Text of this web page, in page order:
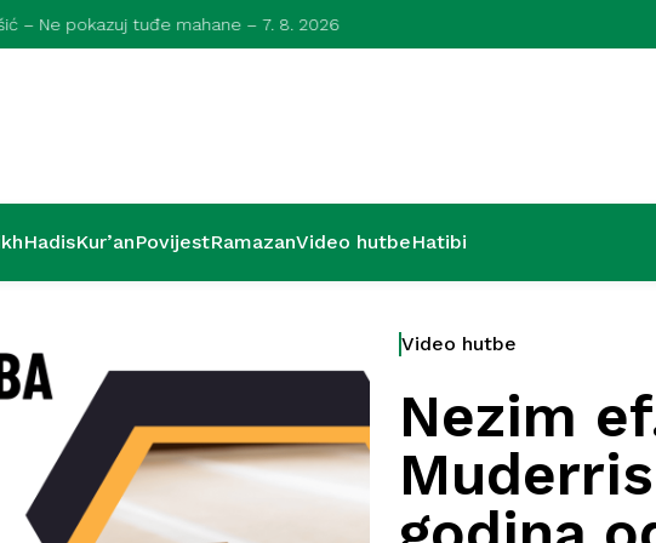
– Ne pokazuj tuđe mahane – 7. 8. 2026 Kurra hfz.
HadisKur’anPovijestRamazanVideo hutbeHatibi
Video hutbe
Nezim